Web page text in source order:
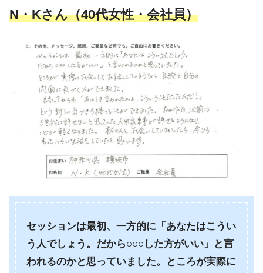
N・Kさん（40代女性・会社員）
セッションは最初、一方的に「あなたはこうい
う人でしょう。だから○○○した方がいい」と言
われるのかと思っていました。ところが実際に